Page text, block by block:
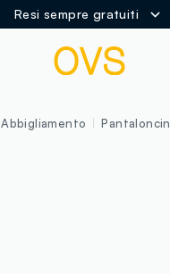
Resi sempre gratuiti
Abbigliamento